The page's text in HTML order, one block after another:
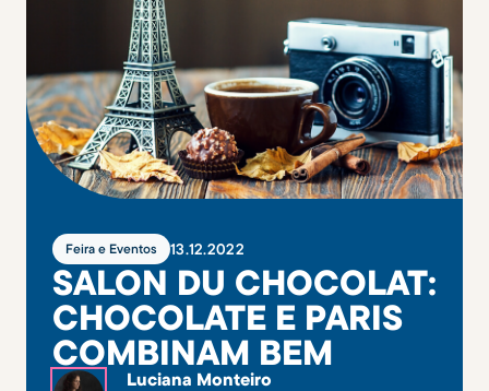
Feira e Eventos 13.12.2022
SALON DU CHOCOLAT:
CHOCOLATE E PARIS
COMBINAM BEM
Luciana Monteiro